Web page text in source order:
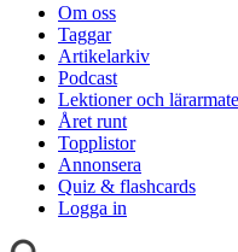
Om oss
Taggar
Artikelarkiv
Podcast
Lektioner och
Året runt
Topplistor
Annonsera
Quiz & flashcards
Logga in